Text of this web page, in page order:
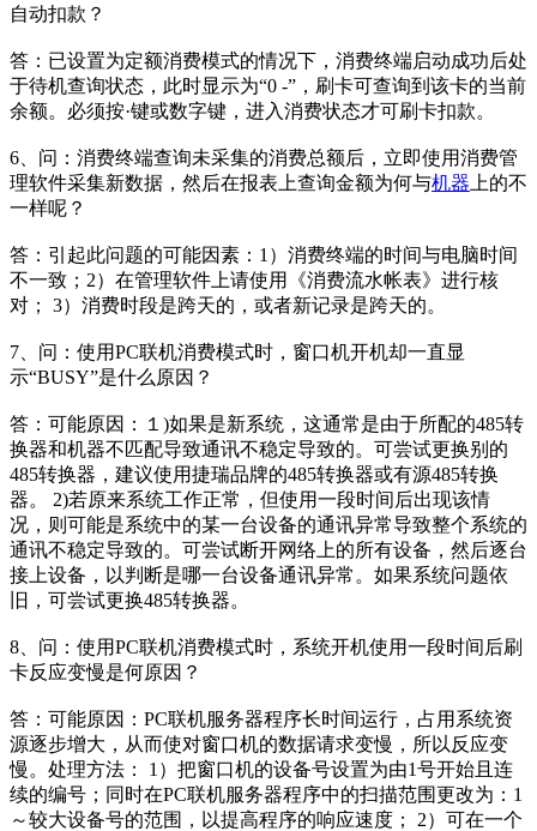
自动扣款？
答：已设置为定额消费模式的情况下，消费终端启动成功后处
于待机查询状态，此时显示为“0 -”，刷卡可查询到该卡的当前
余额。必须按·键或数字键，进入消费状态才可刷卡扣款。
6、问：消费终端查询未采集的消费总额后，立即使用消费管
理软件采集新数据，然后在报表上查询金额为何与机器 上的不
一样呢？
答：引起此问题的可能因素：1）消费终端的时间与电脑时间
不一致；2）在管理软件上请使用《消费流水帐表》进行核
对； 3）消费时段是跨天的，或者新记录是跨天的。
7、问：使用PC联机消费模式时，窗口机开机却一直显
示“BUSY”是什么原因？
答：可能原因：１)如果是新系统，这通常是由于所配的485转
换器和机器不匹配导致通讯不稳定导致的。可尝试更换别的
485转换器，建议使用捷瑞品牌的485转换器或有源485转换
器。 2)若原来系统工作正常，但使用一段时间后出现该情
况，则可能是系统中的某一台设备的通讯异常导致整个系统的
通讯不稳定导致的。可尝试断开网络上的所有设备，然后逐台
接上设备，以判断是哪一台设备通讯异常。如果系统问题依
旧，可尝试更换485转换器。
8、问：使用PC联机消费模式时，系统开机使用一段时间后刷
卡反应变慢是何原因？
答：可能原因：PC联机服务器程序长时间运行，占用系统资
源逐步增大，从而使对窗口机的数据请求变慢，所以反应变
慢。处理方法： 1）把窗口机的设备号设置为由1号开始且连
续的编号；同时在PC联机服务器程序中的扫描范围更改为：1
～较大设备号的范围，以提高程序的响应速度； 2）可在一个